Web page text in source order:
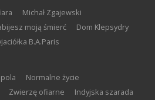
Michał Zgajewski
moją śmierć
Dom Klepsydry
B.A.Paris
pola
Normalne życie
Zwierzę ofiarne
Indyjska szarada